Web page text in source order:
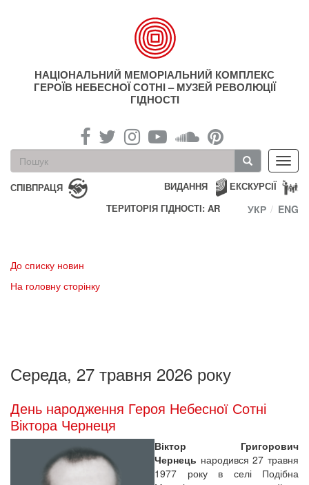
НАЦІОНАЛЬНИЙ МЕМОРІАЛЬНИЙ КОМПЛЕКС
ГЕРОЇВ НЕБЕСНОЇ СОТНІ – МУЗЕЙ РЕВОЛЮЦІЇ
ГІДНОСТІ
Пошукова
форма
Пошук
СПІВПРАЦЯ ЕКСКУРСІЇ
ВИДАННЯ
ТЕРИТОРІЯ ГІДНОСТІ: AR
УКР ENG
До списку новин
На головну сторінку
Середа, 27 травня 2026 року
День народження Героя Небесної Сотні
Віктора Чернеця
Віктор Григорович
Чернець народився 27 травня
1977 року в селі Подібна